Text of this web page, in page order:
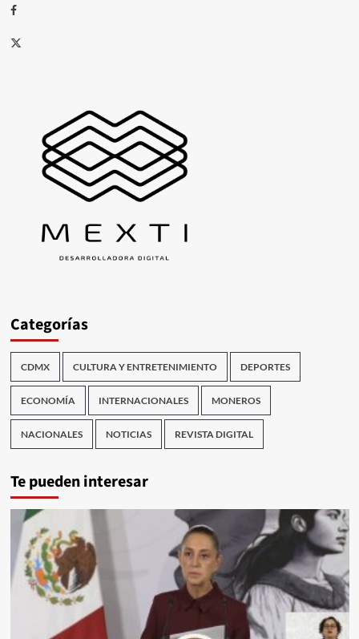
Facebook
X
Categorías
CDMX CULTURA Y ENTRETENIMIENTO DEPORTES
ECONOMÍA INTERNACIONALES MONEROS
NACIONALES NOTICIAS REVISTA DIGITAL
Te pueden interesar